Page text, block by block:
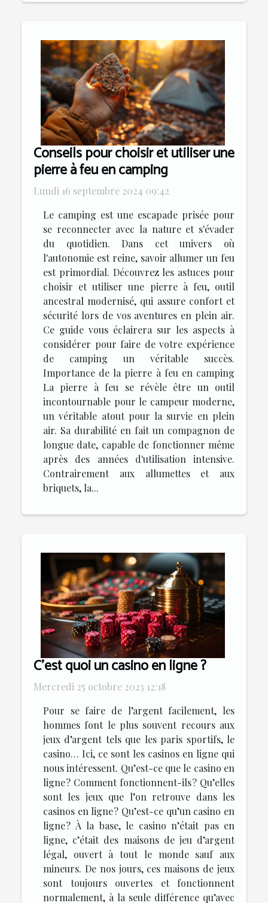
Conseils pour choisir et utiliser une
pierre à feu en camping
Lundi 16 septembre 2024 09:42
Le camping est une escapade prisée pour
se reconnecter avec la nature et s'évader
du quotidien. Dans cet univers où
l'autonomie est reine, savoir allumer un feu
est primordial. Découvrez les astuces pour
choisir et utiliser une pierre à feu, outil
ancestral modernisé, qui assure confort et
sécurité lors de vos aventures en plein air.
Ce guide vous éclairera sur les aspects à
considérer pour faire de votre expérience
de camping un véritable succès.
Importance de la pierre à feu en camping
La pierre à feu se révèle être un outil
incontournable pour le campeur moderne,
un véritable atout pour la survie en plein
air. Sa durabilité en fait un compagnon de
longue date, capable de fonctionner même
après des années d'utilisation intensive.
Contrairement aux allumettes et aux
briquets, la...
C’est quoi un casino en ligne ?
Mercredi 25 octobre 2023 12:18
Pour se faire de l’argent facilement, les
hommes font le plus souvent recours aux
jeux d’argent tels que les paris sportifs, le
casino… Ici, ce sont les casinos en ligne qui
nous intéressent. Qu’est-ce que le casino en
ligne ? Comment fonctionnent-ils ? Qu’elles
sont les jeux que l’on retrouve dans les
casinos en ligne ? Qu’est-ce qu’un casino en
ligne ? À la base, le casino n’était pas en
ligne, c’était des maisons de jeu d’argent
légal, ouvert à tout le monde sauf aux
mineurs. De nos jours, ces maisons de jeux
sont toujours ouvertes et fonctionnent
normalement, à la seule différence qu’avec